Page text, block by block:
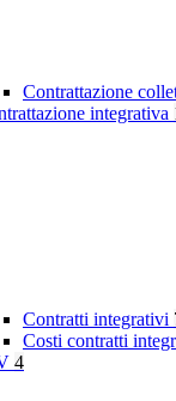
Contrattazione
integrativa
Contratti integrativi
Costi contratti
4